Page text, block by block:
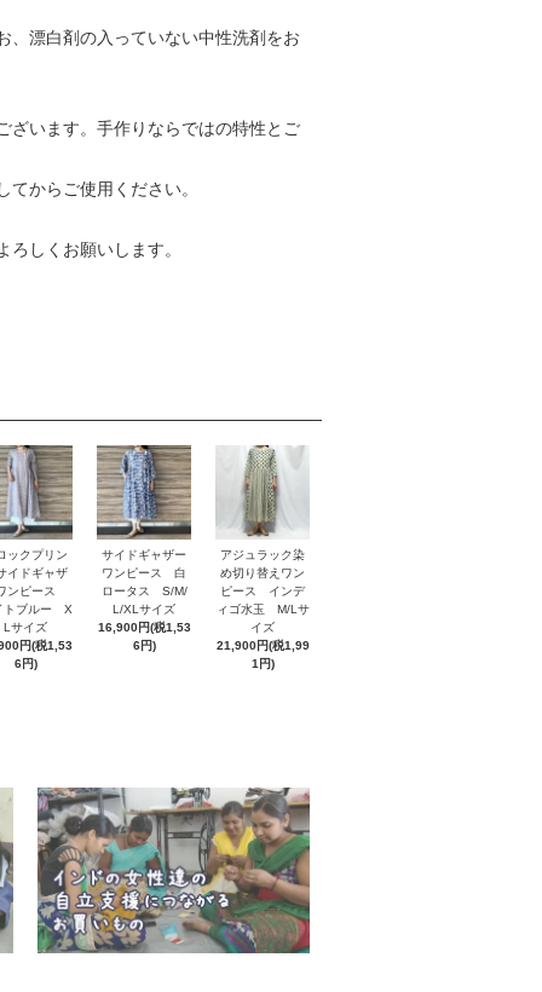
、漂白剤の入っていない中性洗剤をお
ざいます。手作りならではの特性とご
からご使用ください。
しくお願いします。
ックプリン
イドギャザ
ンピース
トブルー X
Lサイズ
円(税1,53
6円)
サイドギャザー
ワンピース 白
ロータス S/M/
L/XLサイズ
16,900円(税1,53
6円)
アジュラック染
め切り替えワン
ピース インデ
ィゴ水玉 M/Lサ
イズ
21,900円(税1,99
1円)